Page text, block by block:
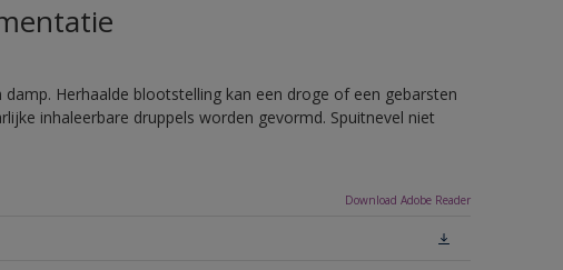
Herhaalde blootstelling kan een droge of een gebarsten
inhaleerbare druppels worden gevormd. Spuitnevel niet
Download Adobe Reader